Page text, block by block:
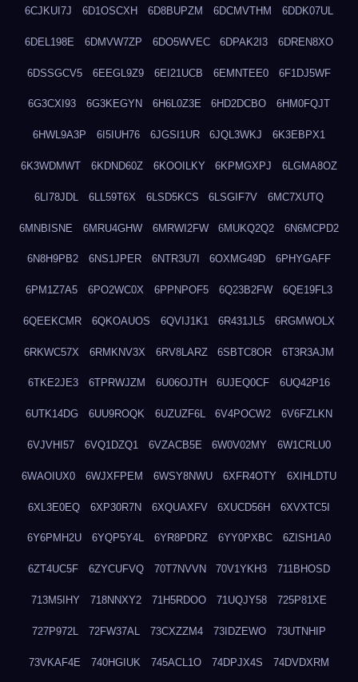
6CJKUI7J 6D1OSCXH 6D8BUPZM 6DCMVTHM 6DDK07UL
6DEL198E 6DMVW7ZP 6DO5WVEC 6DPAK2I3 6DREN8XO
6DSSGCV5 6EEGL9Z9 6EI21UCB 6EMNTEE0 6F1DJ5WF
6G3CXI93 6G3KEGYN 6H6L0Z3E 6HD2DCBO 6HM0FQJT
6HWL9A3P 6I5IUH76 6JGSI1UR 6JQL3WKJ 6K3EBPX1
6K3WDMWT 6KDND60Z 6KOOILKY 6KPMGXPJ 6LGMA8OZ
6LI78JDL 6LL59T6X 6LSD5KCS 6LSGIF7V 6MC7XUTQ
6MNBISNE 6MRU4GHW 6MRWI2FW 6MUKQ2Q2 6N6MCPD2
6N8H9PB2 6NS1JPER 6NTR3U7I 6OXMG49D 6PHYGAFF
6PM1Z7A5 6PO2WC0X 6PPNPOF5 6Q23B2FW 6QE19FL3
6QEEKCMR 6QKOAUOS 6QVIJ1K1 6R431JL5 6RGMWOLX
6RKWC57X 6RMKNV3X 6RV8LARZ 6SBTC8OR 6T3R3AJM
6TKE2JE3 6TPRWJZM 6U06OJTH 6UJEQ0CF 6UQ42P16
6UTK14DG 6UU9ROQK 6UZUZF6L 6V4POCW2 6V6FZLKN
6VJVHI57 6VQ1DZQ1 6VZACB5E 6W0V02MY 6W1CRLU0
6WAOIUX0 6WJXFPEM 6WSY8NWU 6XFR4OTY 6XIHLDTU
6XL3E0EQ 6XP30R7N 6XQUAXFV 6XUCD56H 6XVXTC5I
6Y6PMH2U 6YQP5Y4L 6YR8PDRZ 6YY0PXBC 6ZISH1A0
6ZT4UC5F 6ZYCUFVQ 70T7NVVN 70V1YKH3 711BHOSD
713M5IHY 718NNXY2 71H5RDOO 71UQJY58 725P81XE
727P972L 72FW37AL 73CXZZM4 73IDZEWO 73UTNHIP
73VKAF4E 740HGIUK 745ACL1O 74DPJX4S 74DVDXRM